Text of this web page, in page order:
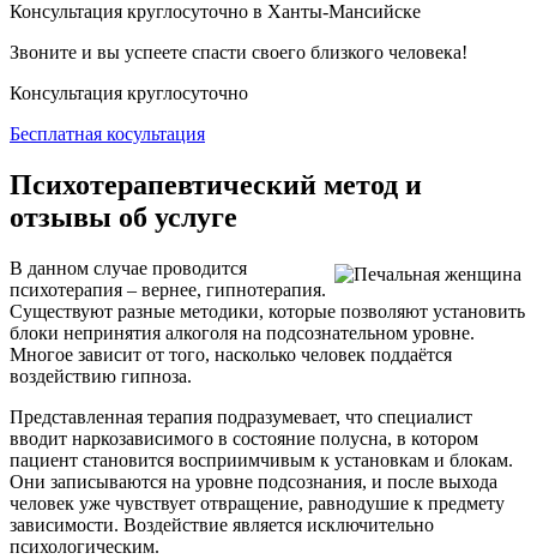
Консультация круглосуточно в Ханты-Мансийске
Звоните и вы успеете спасти своего близкого человека!
Консультация круглосуточно
Бесплатная косультация
Психотерапевтический метод и
отзывы об услуге
В данном случае проводится
психотерапия – вернее, гипнотерапия.
Существуют разные методики, которые позволяют установить
блоки непринятия алкоголя на подсознательном уровне.
Многое зависит от того, насколько человек поддаётся
воздействию гипноза.
Представленная терапия подразумевает, что специалист
вводит наркозависимого в состояние полусна, в котором
пациент становится восприимчивым к установкам и блокам.
Они записываются на уровне подсознания, и после выхода
человек уже чувствует отвращение, равнодушие к предмету
зависимости. Воздействие является исключительно
психологическим.